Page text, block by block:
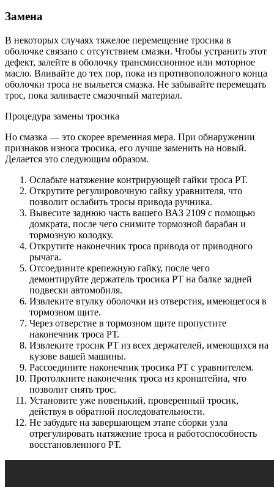
Замена
В некоторых случаях тяжелое перемещение тросика в
оболочке связано с отсутствием смазки. Чтобы устранить этот
дефект, залейте в оболочку трансмиссионное или моторное
масло. Вливайте до тех пор, пока из противоположного конца
оболочки троса не выльется смазка. Не забывайте перемещать
трос, пока заливаете смазочный материал.
Процедура замены тросика
Но смазка — это скорее временная мера. При обнаружении
признаков износа тросика, его лучше заменить на новый.
Делается это следующим образом.
Ослабьте натяжение контрирующей гайки троса РТ.
Открутите регулировочную гайку уравнителя, что
позволит ослабить тросы привода ручника.
Вывесите заднюю часть вашего ВАЗ 2109 с помощью
домкрата, после чего снимите тормозной барабан и
тормозную колодку.
Открутите наконечник троса привода от приводного
рычага.
Отсоедините крепежную гайку, после чего
демонтируйте держатель тросика РТ на балке задней
подвески автомобиля.
Извлеките втулку оболочки из отверстия, имеющегося в
тормозном щите.
Через отверстие в тормозном щите пропустите
наконечник троса РТ.
Извлеките тросик РТ из всех держателей, имеющихся на
кузове вашей машины.
Рассоедините наконечник тросика РТ с уравнителем.
Протолкните наконечник троса из кронштейна, что
позволит снять трос.
Установите уже новенький, проверенный тросик,
действуя в обратной последовательности.
Не забудьте на завершающем этапе сборки узла
отрегулировать натяжение троса и работоспособность
восстановленного РТ.